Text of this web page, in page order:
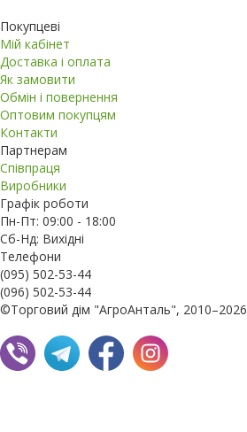
Покупцеві
Мій кабінет
Доставка і оплата
Як замовити
Обмін і повернення
Оптовим покупцям
Контакти
Партнерам
Співпраця
Виробники
Графік роботи
Пн-Пт: 09:00 - 18:00
Сб-Нд: Вихідні
Телефони
(095) 502-53-44
(096) 502-53-44
©Торговий дім "АгроАнталь", 2010–2026